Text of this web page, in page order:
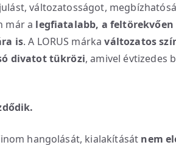
változatosságot,
már a legfiatalabb, a feltörekvően
is. A LORUS márkaváltozatos
divatot tükrözi, amivel évtizedes
hangolását, kialakítását nem